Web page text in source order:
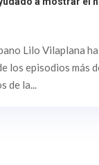
Lilo Vilaplana
los episodios más
de la...